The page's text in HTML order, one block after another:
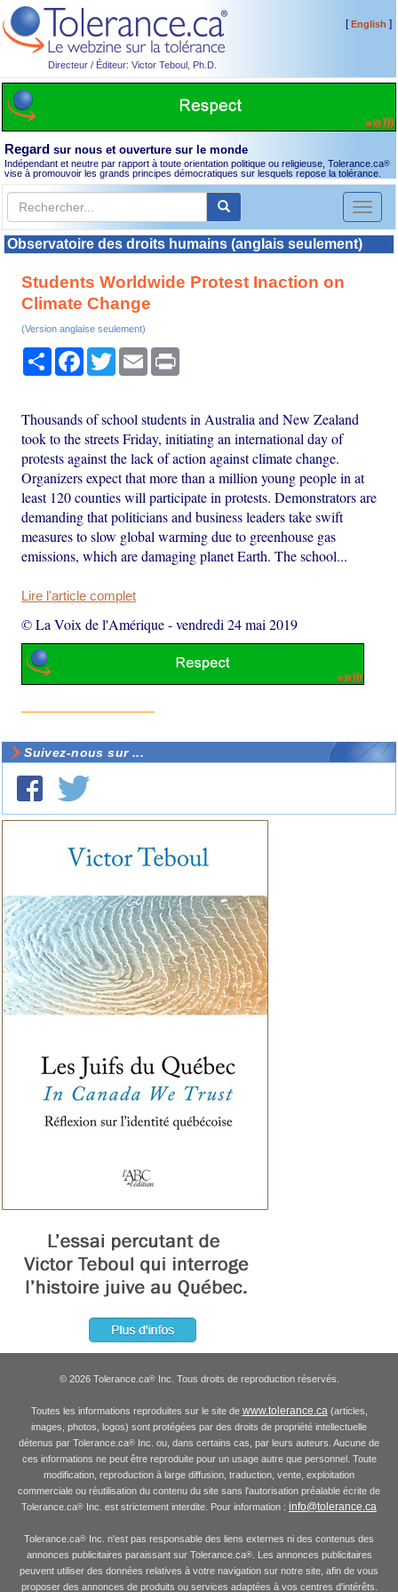
Directeur / Éditeur: Victor Teboul, Ph.D.
[English ]
Regard sur nous et ouverture sur le monde
Indépendant et neutre par rapport à toute orientation politique ou religieuse, Tolerance.ca®
vise à promouvoir les grands principes démocratiques sur lesquels repose la tolérance.
Toggle
Observatoire des droits humains (anglais seulement)
Students Worldwide Protest Inaction on
Climate Change
(Version anglaise seulement)
PartagerFacebook
TwitterEmail
Thousands of school students in Australia and New Zealand
took to the streets Friday, initiating an international day of
protests against the lack of action against climate change.
Organizers expect that more than a million young people in at
least 120 counties will participate in protests. Demonstrators are
demanding that politicians and business leaders take swift
measures to slow global warming due to greenhouse gas
emissions, which are damaging planet Earth. The school...
Lire l'article complet
© La Voix de l'Amérique-vendredi 24 mai 2019
Suivez-nous sur ...
© 2026 Tolerance.ca®Inc. Tous droits de reproduction réservés.
Toutes les informations reproduites sur le site de www.tolerance.ca(articles,
images, photos, logos) sont protégées par des droits de propriété intellectuelle
détenus par Tolerance.ca® Inc. ou, dans certains cas, par leurs auteurs. Aucune de
ces informations ne peut être reproduite pour un usage autre que personnel. Toute
modification, reproduction à large diffusion, traduction, vente, exploitation
commerciale ou réutilisation du contenu du site sans l'autorisation préalable écrite de
Tolerance.ca® Inc. est strictement interdite. Pour information : info@tolerance.ca
Tolerance.ca® Inc. n'est pas responsable des liens externes ni des contenus des
annonces publicitaires paraissant sur Tolerance.ca®. Les annonces publicitaires
peuvent utiliser des données relatives à votre navigation sur notre site, afin de vous
proposer des annonces de produits ou services adaptées à vos centres d'intérêts.